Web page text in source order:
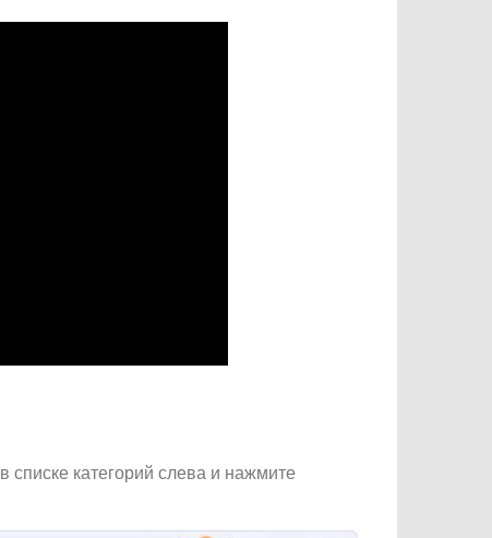
в списке категорий слева и нажмите